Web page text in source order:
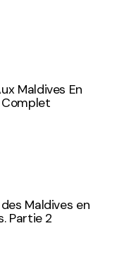
Maldives En
Complet
Maldives en
Partie 2